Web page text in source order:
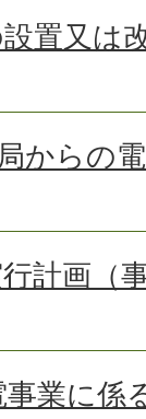
置又は
からの
計画（
業に係